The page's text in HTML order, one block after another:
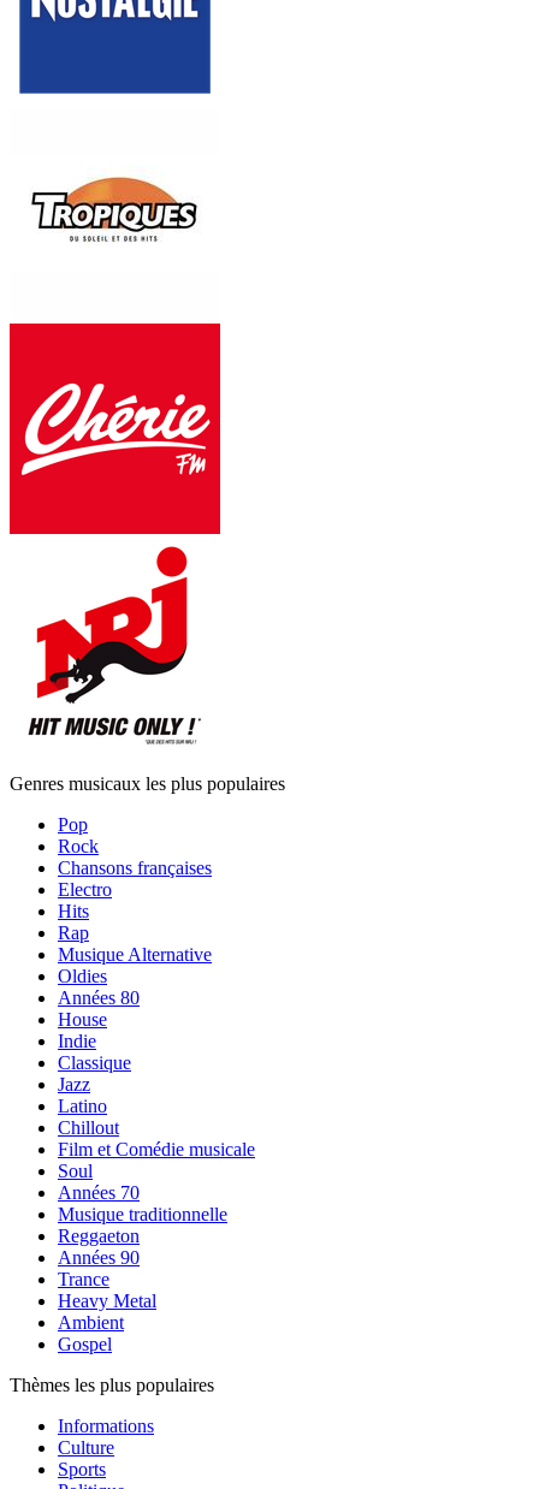
Genres musicaux les plus populaires
Pop
Rock
Chansons françaises
Electro
Hits
Rap
Musique Alternative
Oldies
Années 80
House
Indie
Classique
Jazz
Latino
Chillout
Film et Comédie musicale
Soul
Années 70
Musique traditionnelle
Reggaeton
Années 90
Trance
Heavy Metal
Ambient
Gospel
Thèmes les plus populaires
Informations
Culture
Sports